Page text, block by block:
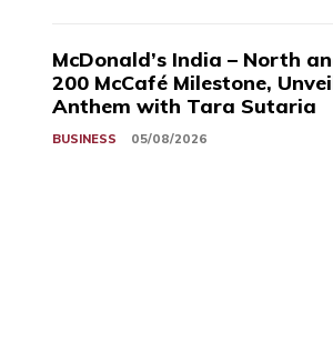
McDonald’s India – North
200 McCafé Milestone,
Anthem with Tara Sutaria
BUSINESS 05/08/2026